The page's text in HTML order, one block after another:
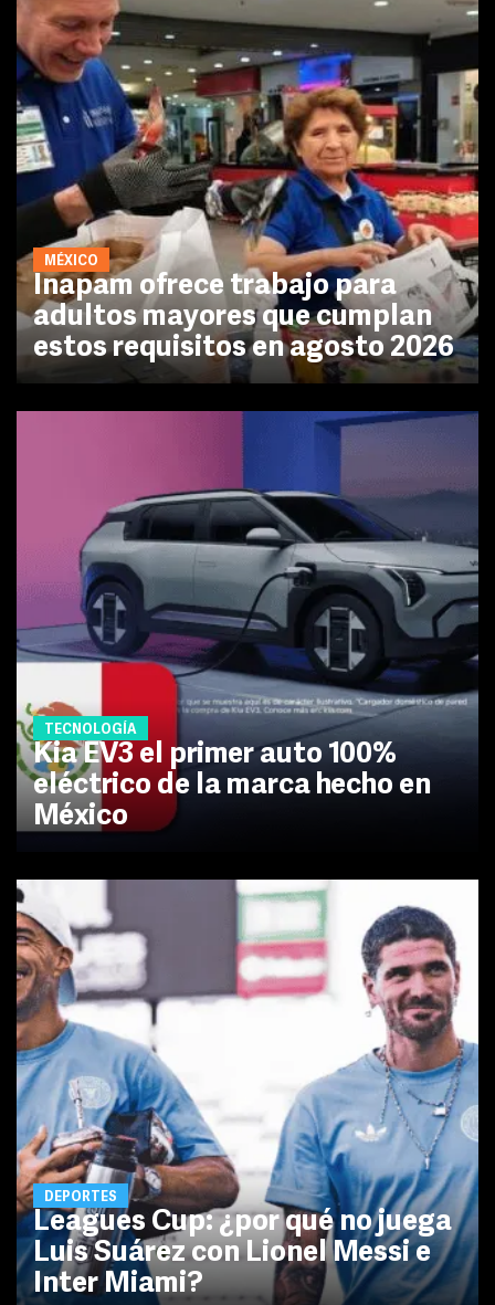
MÉXICO
Inapam ofrece trabajo para
adultos mayores que cumplan
estos requisitos en agosto 2026
TECNOLOGÍA
Kia EV3 el primer auto 100%
eléctrico de la marca hecho en
México
DEPORTES
Leagues Cup: ¿por qué no juega
Luis Suárez con Lionel Messi e
Inter Miami?